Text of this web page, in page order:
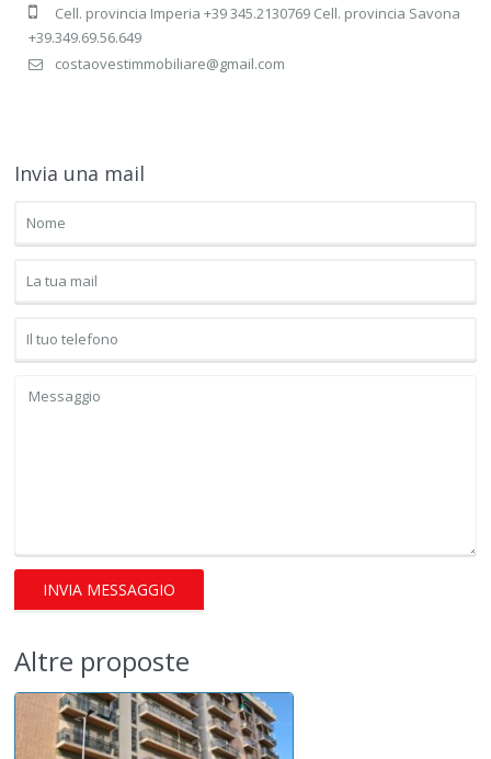
Cell. provincia Imperia +39 345.2130769 Cell. provincia Savona
+39.349.69.56.649
costaovestimmobiliare@gmail.com
Invia una mail
Altre proposte